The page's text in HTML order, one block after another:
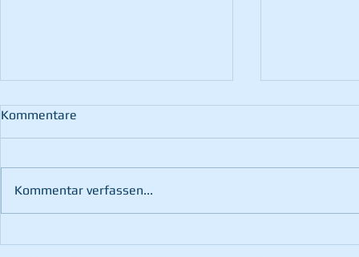
Brand nach Blitzschlag
Kommentare
Kommentar verfassen...